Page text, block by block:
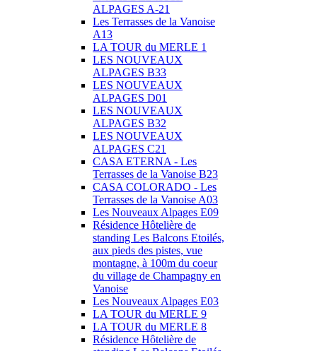
ALPAGES A-21
Les Terrasses de la Vanoise
A13
LA TOUR du MERLE 1
LES NOUVEAUX
ALPAGES B33
LES NOUVEAUX
ALPAGES D01
LES NOUVEAUX
ALPAGES B32
LES NOUVEAUX
ALPAGES C21
CASA ETERNA - Les
Terrasses de la Vanoise B23
CASA COLORADO - Les
Terrasses de la Vanoise A03
Les Nouveaux Alpages E09
Résidence Hôtelière de
standing Les Balcons Etoilés,
aux pieds des pistes, vue
montagne, à 100m du coeur
du village de Champagny en
Vanoise
Les Nouveaux Alpages E03
LA TOUR du MERLE 9
LA TOUR du MERLE 8
Résidence Hôtelière de